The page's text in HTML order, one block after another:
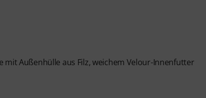
Außenhülle aus Filz, weichem Velour-Innenfutter